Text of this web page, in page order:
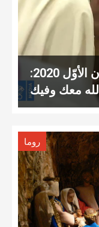
عناوين نشرة الأربعاء 23 كانون الأوّل 2020:
الله معك وفيك
روما